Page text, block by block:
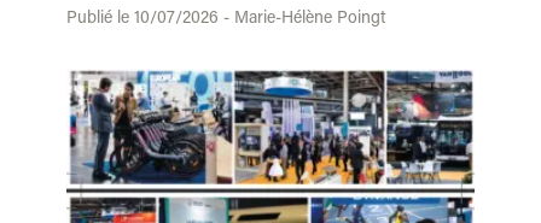
Publié le 10/07/2026 - Marie-Hélène Poingt